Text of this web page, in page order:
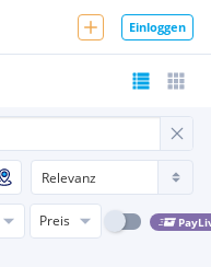
Einloggen
Preis